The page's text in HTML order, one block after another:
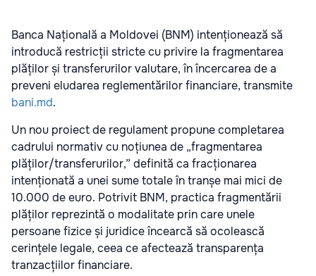
Banca Națională a Moldovei (BNM) intenționează să
introducă restricții stricte cu privire la fragmentarea
plăților și transferurilor valutare, în încercarea de a
preveni eludarea reglementărilor financiare, transmite
bani.md.
Un nou proiect de regulament propune completarea
cadrului normativ cu noțiunea de „fragmentarea
plăților/transferurilor,” definită ca fracționarea
intenționată a unei sume totale în tranșe mai mici de
10.000 de euro. Potrivit BNM, practica fragmentării
plăților reprezintă o modalitate prin care unele
persoane fizice și juridice încearcă să ocolească
cerințele legale, ceea ce afectează transparența
tranzacțiilor financiare.